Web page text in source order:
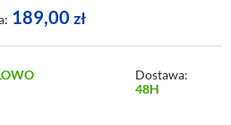
189,00 zł
Dostawa:
48H